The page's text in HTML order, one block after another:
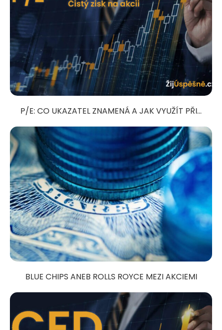
P/E: CO UKAZATEL ZNAMENÁ A JAK VYUŽÍT PŘI...
BLUE CHIPS ANEB ROLLS ROYCE MEZI AKCIEMI